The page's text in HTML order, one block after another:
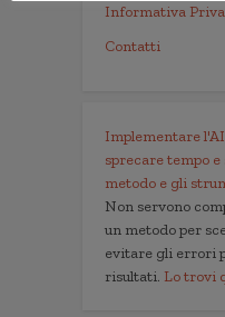
Informativa
Contatti
Implementare
sprecare tempo
metodo e gli
Non servono
un metodo per
evitare gli errori
risultati. Lo trovi